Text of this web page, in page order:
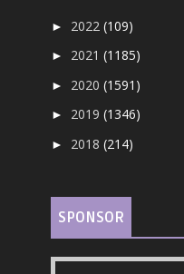
► 2022(109)
► 2021(1185)
► 2020(1591)
► 2019(1346)
► 2018(214)
SPONSOR